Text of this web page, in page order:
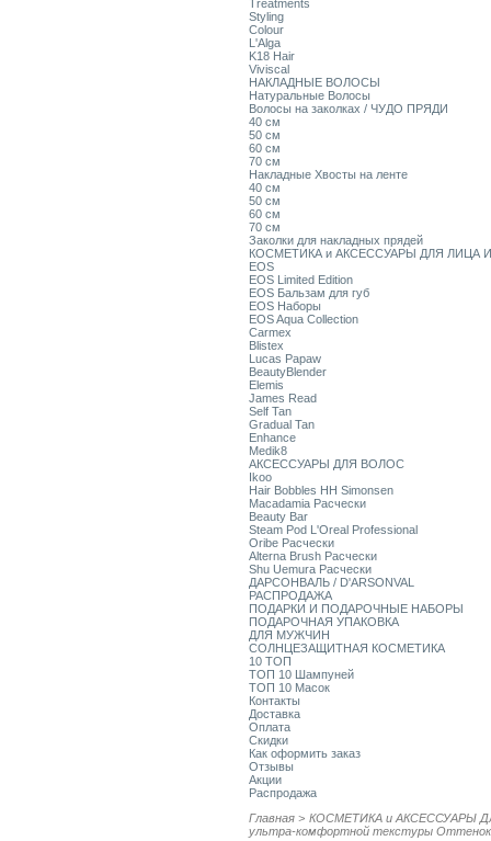
Treatments
Styling
Colour
L'Alga
K18 Hair
Viviscal
НАКЛАДНЫЕ ВОЛОСЫ
Натуральные Волосы
Волосы на заколках / ЧУДО ПРЯДИ
40 см
50 см
60 см
70 см
Накладные Хвосты на ленте
40 см
50 см
60 см
70 см
Заколки для накладных прядей
КОСМЕТИКА и АКСЕССУАРЫ ДЛЯ ЛИЦА
EOS
EOS Limited Edition
EOS Бальзам для губ
EOS Наборы
EOS Aqua Collection
Carmex
Blistex
Lucas Papaw
BeautyBlender
Elemis
James Read
Self Tan
Gradual Tan
Enhance
Medik8
АКСЕССУАРЫ ДЛЯ ВОЛОС
Ikoo
Hair Bobbles HH Simonsen
Macadamia Расчески
Beauty Bar
Steam Pod L'Oreal Professional
Oribe Расчески
Alterna Brush Расчески
Shu Uemura Расчески
ДАРСОНВАЛЬ / D'ARSONVAL
РАСПРОДАЖА
ПОДАРКИ И ПОДАРОЧНЫЕ НАБОРЫ
ПОДАРОЧНАЯ УПАКОВКА
ДЛЯ МУЖЧИН
СОЛНЦЕЗАЩИТНАЯ КОСМЕТИКА
10 ТОП
ТОП 10 Шампуней
ТОП 10 Масок
Контакты
Доставка
Оплата
Скидки
Как оформить заказ
Отзывы
Акции
Распродажа
Главная > КОСМЕТИКА и АКСЕССУАРЫ
ультра-комфортной текстуры